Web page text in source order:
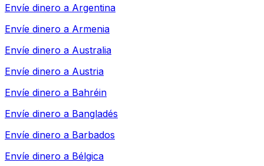
Envíe dinero a Argentina
Envíe dinero a Armenia
Envíe dinero a Australia
Envíe dinero a Austria
Envíe dinero a Bahréin
Envíe dinero a Bangladés
Envíe dinero a Barbados
Envíe dinero a Bélgica